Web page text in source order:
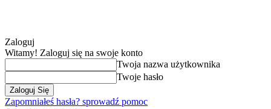
Zaloguj
Witamy! Zaloguj się na swoje konto
Twoja nazwa użytkownika
Twoje hasło
Zapomniałeś hasła? sprowadź pomoc